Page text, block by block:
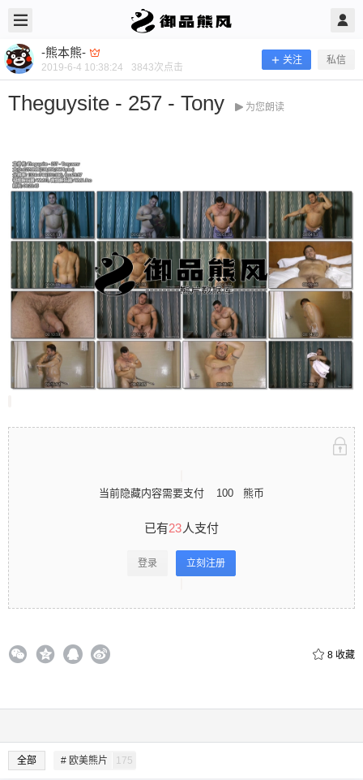
-熊本熊-
2019-6-4 10:38:24 3843次点击
关注 私信
Theguysite - 257 - Tony 为您朗读
当前隐藏内容需要支付 100 熊币
已有23人支付
登录 立刻注册
8 收藏
全部 # 欧美熊片 175
-熊本熊- @ 御品熊风 2019/6/04
Theguysite - 257 - Tony
当前隐藏内容需要支付100熊币 已有23人支付 登录
立刻注册 0 收藏
扫描二维码继续阅读